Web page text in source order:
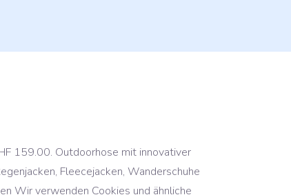
159.00. Outdoorhose mit innovativer
Fleecejacken, Wanderschuhe
Wir verwenden Cookies und ähnliche